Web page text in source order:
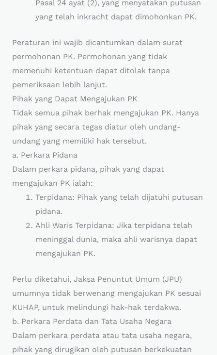
Pasal 24 ayat (2), yang menyatakan putusan
yang telah inkracht dapat dimohonkan PK.
Peraturan ini wajib dicantumkan dalam surat
permohonan PK. Permohonan yang tidak
memenuhi ketentuan dapat ditolak tanpa
pemeriksaan lebih lanjut.
Pihak yang Dapat Mengajukan PK
Tidak semua pihak berhak mengajukan PK. Hanya
pihak yang secara tegas diatur oleh undang-
undang yang memiliki hak tersebut.
a. Perkara Pidana
Dalam perkara pidana, pihak yang dapat
mengajukan PK ialah:
Terpidana: Pihak yang telah dijatuhi putusan
pidana.
Ahli Waris Terpidana: Jika terpidana telah
meninggal dunia, maka ahli warisnya dapat
mengajukan PK.
Perlu diketahui, Jaksa Penuntut Umum (JPU)
umumnya tidak berwenang mengajukan PK sesuai
KUHAP, untuk melindungi hak-hak terdakwa.
b. Perkara Perdata dan Tata Usaha Negara
Dalam perkara perdata atau tata usaha negara,
pihak yang dirugikan oleh putusan berkekuatan